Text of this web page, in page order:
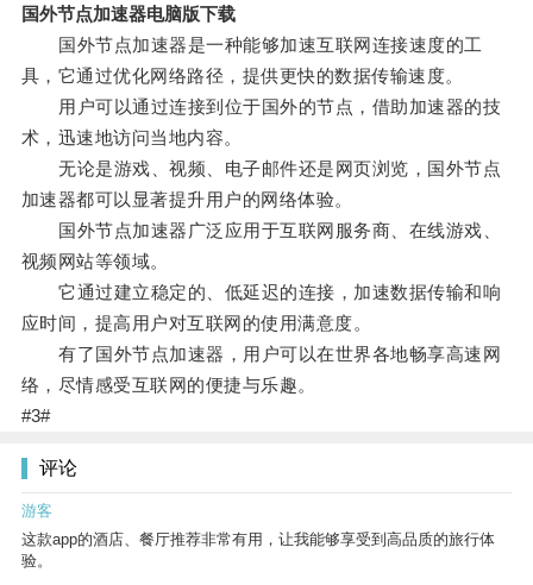
国外节点加速器电脑版下载
国外节点加速器是一种能够加速互联网连接速度的工
具，它通过优化网络路径，提供更快的数据传输速度。
用户可以通过连接到位于国外的节点，借助加速器的技
术，迅速地访问当地内容。
无论是游戏、视频、电子邮件还是网页浏览，国外节点
加速器都可以显著提升用户的网络体验。
国外节点加速器广泛应用于互联网服务商、在线游戏、
视频网站等领域。
它通过建立稳定的、低延迟的连接，加速数据传输和响
应时间，提高用户对互联网的使用满意度。
有了国外节点加速器，用户可以在世界各地畅享高速网
络，尽情感受互联网的便捷与乐趣。
#3#
评论
游客
这款app的酒店、餐厅推荐非常有用，让我能够享受到高品质的旅行体
验。